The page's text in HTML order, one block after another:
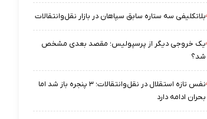
بلاتکلیفی سه ستاره سابق سپاهان در بازار نقل‌وانتقالات
یک خروجی دیگر از پرسپولیس؛ مقصد بعدی مشخص
شد؟
نفس تازه استقلال در نقل‌وانتقالات؛ ۳ پنجره باز شد اما
بحران ادامه دارد